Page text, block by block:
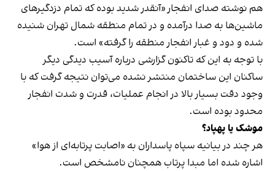
هم نوشته صدای انفجار «آنقدر شدید بوده که تمام دزدگیرهای
ماشین‌ها به صدا درآمده و در تمام منطقه شمال تهران شنیده
شده و دود و غبار انفجار منطقه را گرفته» است.
با توجه به این که تاکنون گزارشی درباره آسیب دیدگی دیگر
ساکنان این ساختمان منتشر نشده می‌توان نتیجه گرفت که با
وجود دقت بسیار بالا در انجام عملیات، قدرت و شدت انفجار
محدود بوده است.
موشک یا پهپاد؟
هر چند در بیانیه سپاه پاسداران به «اصابت پرتابه‌ای از هوا»
اشاره شده اما مبدا پرتاب همچنان نامشخص است.